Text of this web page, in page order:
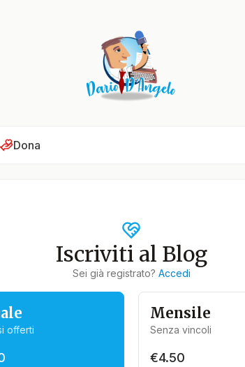
Dona
Iscriviti al Blog
Sei già registrato? Accedi
offerti
Mensile
Senza vincoli
€4.50